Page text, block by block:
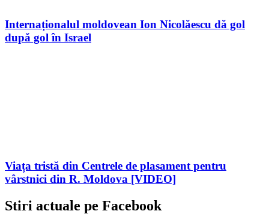
Internaționalul moldovean Ion Nicolăescu dă gol
după gol în Israel
Viața tristă din Centrele de plasament pentru
vârstnici din R. Moldova [VIDEO]
Stiri actuale pe Facebook